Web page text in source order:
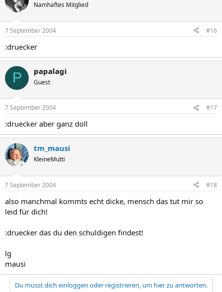
Namhaftes Mitglied
7 September 2004 #16
:druecker
P papalagi
Guest
7 September 2004 #17
:druecker aber ganz doll
tm_mausi
KleineMutti
7 September 2004 #18
also manchmal kommts echt dicke, mensch das tut mir so
leid für dich!
:druecker das du den schuldigen findest!
lg
mausi
Du musst dich einloggen oder registrieren, um hier zu antworten.